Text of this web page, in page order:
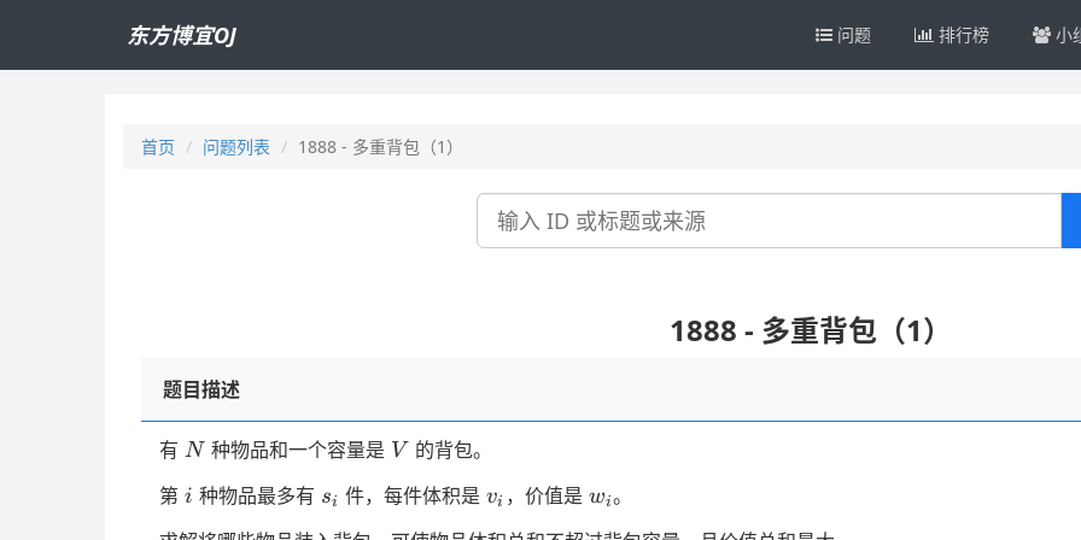
东方博宜OJ 问题 排行榜 小
首页 问题列表 1888 - 多重背包（1）
搜
1888 - 多重背包（1）
题目描述
有 N
N 种物品和一个容量是 V
V 的背包。
第 i
i 种物品最多有 s_i
si 件，每件体积是 v_i
vi ，价值是 w_i
wi。